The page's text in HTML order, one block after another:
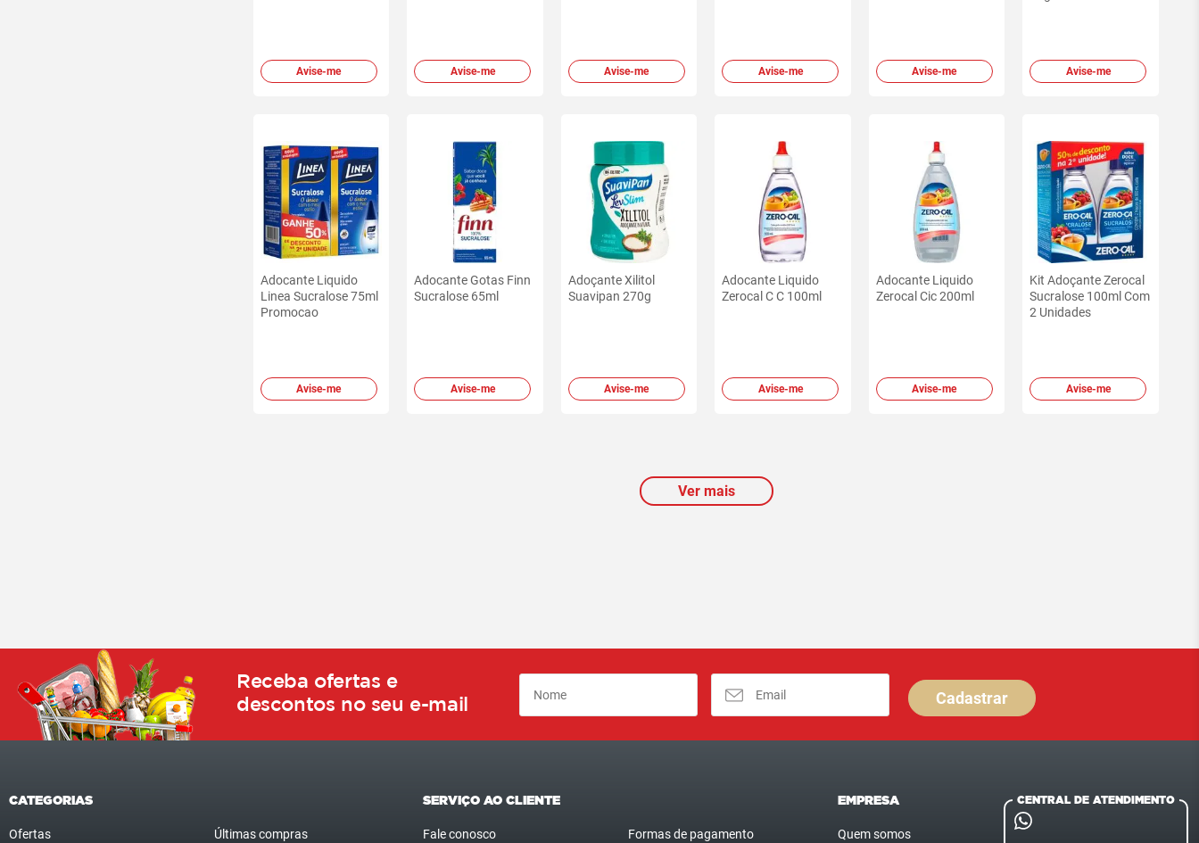
Avise-me Avise-me Avise-me Avise-me Avise-me Avise-me
Adocante Liquido
Linea Sucralose 75ml
Promocao
Avise-me
Adocante Gotas Finn
Sucralose 65ml
Avise-me
Adoçante Xilitol
Suavipan 270g
Avise-me
Adocante Liquido
Zerocal C C 100ml
Avise-me
Adocante Liquido
Zerocal Cic 200ml
Avise-me
Kit Adoçante Zerocal
Sucralose 100ml Com
2 Unidades
Avise-me
Ver mais
Receba ofertas e
descontos no seu e-mail
Cadastrar
CATEGORIAS
Ofertas Últimas compras
SERVIÇO AO CLIENTE
Fale conosco Formas de pagamento
EMPRESA
Quem somos
CENTRAL DE ATENDIMENTO